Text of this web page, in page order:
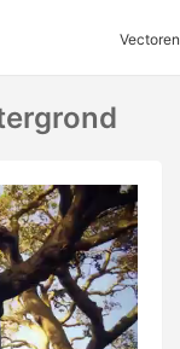
Vectoren